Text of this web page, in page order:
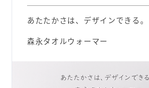
あたたかさは、デザインできる。
森永タオルウォーマー